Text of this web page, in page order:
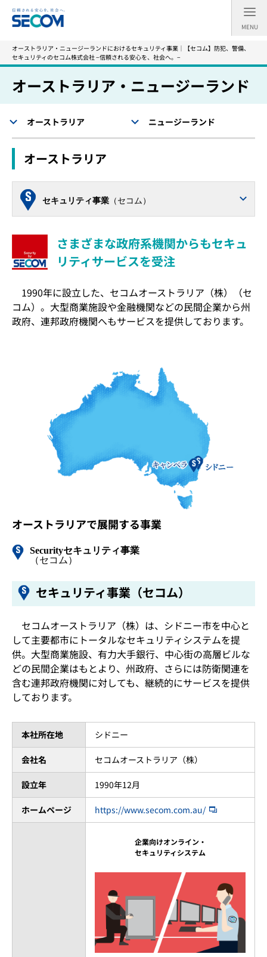
MENU
オーストラリア・ニュージーランドにおけるセキュリティ事業｜【セコム】防犯、警備、
セキュリティのセコム株式会社 −信頼される安心を、社会へ。−
オーストラリア・ニュージーランド
オーストラリア ニュージーランド
オーストラリア
セキュリティ事業 （セコム）
さまざまな政府系機関からもセキュ
リティサービスを受注
1990年に設立した、セコムオーストラリア（株）（セ
コム）。大型商業施設や金融機関などの民間企業から州
政府、連邦政府機関へもサービスを提供しております。
オーストラリアで展開する事業
Securityセキュリティ事業
（セコム）
セキュリティ事業（セコム）
セコムオーストラリア（株）は、シドニー市を中心と
して主要都市にトータルなセキュリティシステムを提
供。大型商業施設、有力大手銀行、中心街の高層ビルな
どの民間企業はもとより、州政府、さらには防衛関連を
含む連邦政府機関に対しても、継続的にサービスを提供
しております。
本社所在地 シドニー
会社名 セコムオーストラリア（株）
設立年 1990年12月
ホームページ https://www.secom.com.au/
企業向けオンライン・
セキュリティシステム